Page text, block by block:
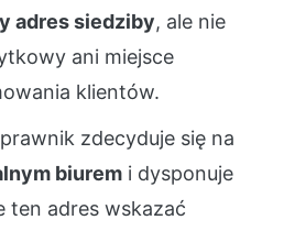
adres siedziby, ale nie
ani miejsce
klientów.
zdecyduje się na
biurem i dysponuje
ten adres wskazać